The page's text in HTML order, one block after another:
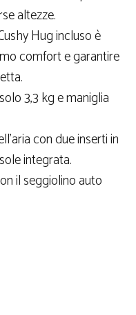
altezze.
Hug incluso è
comfort e garantire
3,3 kg e maniglia
con due inserti in
integrata.
il seggiolino auto